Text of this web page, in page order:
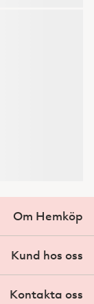
Om Hemköp
Kund hos oss
Kontakta oss